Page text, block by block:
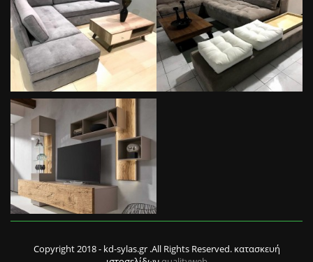
Copyright 2018 - kd-sylas.gr .All Rights Reserved. κατασκευή